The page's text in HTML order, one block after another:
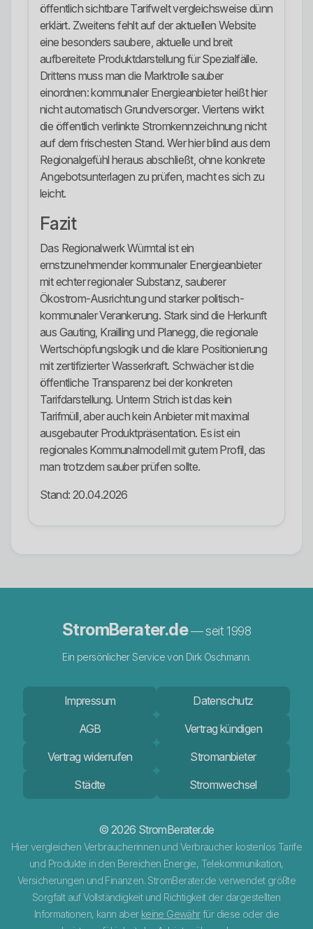
öffentlich sichtbare Tarifwelt vergleichsweise dünn
erklärt. Zweitens fehlt auf der aktuellen Website
eine besonders saubere, aktuelle und breit
aufbereitete Produktdarstellung für Spezialfälle.
Drittens muss man die Marktrolle sauber
einordnen: kommunaler Energieanbieter heißt hier
nicht automatisch Grundversorger. Viertens wirkt
die öffentlich verlinkte Stromkennzeichnung nicht
auf dem frischesten Stand. Wer hier blind aus dem
Regionalgefühl heraus abschließt, ohne konkrete
Angebotsunterlagen zu prüfen, macht es sich zu
leicht.
Fazit
Das Regionalwerk Würmtal ist ein
ernstzunehmender kommunaler Energieanbieter
mit echter regionaler Substanz, sauberer
Ökostrom-Ausrichtung und starker politisch-
kommunaler Verankerung. Stark sind die Herkunft
aus Gauting, Krailling und Planegg, die regionale
Wertschöpfungslogik und die klare Positionierung
mit zertifizierter Wasserkraft. Schwächer ist die
öffentliche Transparenz bei der konkreten
Tarifdarstellung. Unterm Strich ist das kein
Tarifmüll, aber auch kein Anbieter mit maximal
ausgebauter Produktpräsentation. Es ist ein
regionales Kommunalmodell mit gutem Profil, das
man trotzdem sauber prüfen sollte.
Stand: 20.04.2026
StromBerater.de— seit 1998
Ein persönlicher Service von Dirk Oschmann.
Impressum
Datenschutz
AGB
Vertrag kündigen
Vertrag widerrufen
Stromanbieter
Städte
Stromwechsel
© 2026 StromBerater.de
Hier vergleichen Verbraucherinnen und Verbraucher kostenlos Tarife
und Produkte in den Bereichen Energie, Telekommunikation,
Versicherungen und Finanzen. StromBerater.de verwendet größte
Sorgfalt auf Vollständigkeit und Richtigkeit der dargestellten
Informationen, kann aber keine Gewährfür diese oder die